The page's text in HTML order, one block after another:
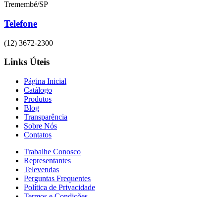
Tremembé/SP
Telefone
(12) 3672-2300
Links Úteis
Página Inicial
Catálogo
Produtos
Blog
Transparência
Sobre Nós
Contatos
Trabalhe Conosco
Representantes
Televendas
Perguntas Frequentes
Política de Privacidade